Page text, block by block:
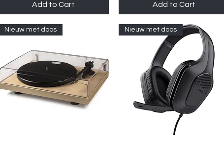
Add to Cart Add to Cart
Nieuw met doos Nieuw met doos